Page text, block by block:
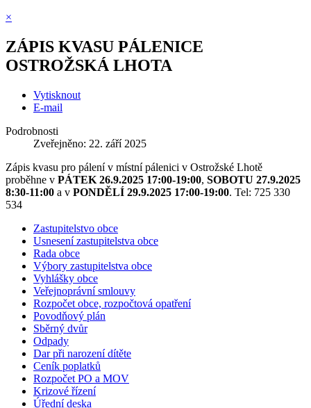
×
ZÁPIS KVASU PÁLENICE
OSTROŽSKÁ LHOTA
Vytisknout
E-mail
Podrobnosti
Zveřejněno: 22. září 2025
Zápis kvasu pro pálení v místní pálenici v Ostrožské Lhotě
proběhne v PÁTEK 26.9.2025 17:00-19:00, SOBOTU 27.9.2025
8:30-11:00 a v PONDĚLÍ 29.9.2025 17:00-19:00. Tel: 725 330
534
Zastupitelstvo obce
Usnesení zastupitelstva obce
Rada obce
Výbory zastupitelstva obce
Vyhlášky obce
Veřejnoprávní smlouvy
Rozpočet obce, rozpočtová opatření
Povodňový plán
Sběrný dvůr
Odpady
Dar při narození dítěte
Ceník poplatků
Rozpočet PO a MOV
Krizové řízení
Úřední deska